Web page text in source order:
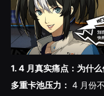
1. 4 月真实痛点：为什
多重卡池压力： 4 月份